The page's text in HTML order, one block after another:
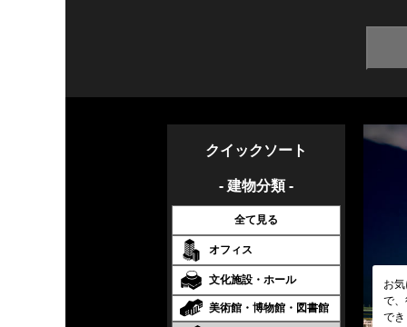
クイックソート
- 建物分類 -
全て見る
オフィス
文化施設・ホール
美術館・博物館・図書館
お
で
で